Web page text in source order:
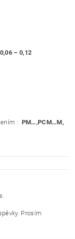
– 0,12
: PM…,PCM…M,
Prosím